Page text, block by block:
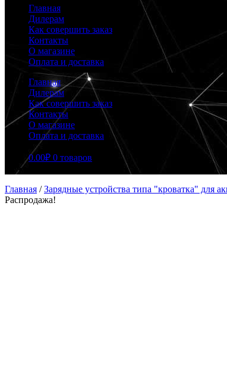
Главная
Дилерам
Как совершить заказ
Контакты
О магазине
Оплата и доставка
Главная
Дилерам
Как совершить заказ
Контакты
О магазине
Оплата и доставка
0.00₽ 0 товаров
Главная /Зарядные устройства типа "кроватка" для
Распродажа!